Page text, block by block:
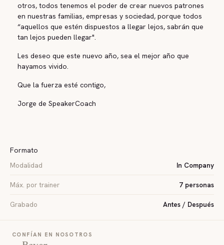
otros, todos tenemos el poder de crear nuevos patrones
en nuestras familias, empresas y sociedad, porque todos
“aquellos que estén dispuestos a llegar lejos, sabrán que
tan lejos pueden llegar".
Les deseo que este nuevo año, sea el mejor año que
hayamos vivido.
Que la fuerza esté contigo,
Jorge de SpeakerCoach
Formato
Modalidad
In Company
Máx. por trainer 7 personas
Grabado Antes / Después
CONFÍAN EN NOSOTROS